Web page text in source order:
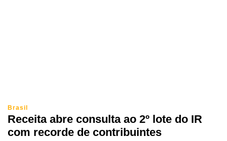
Brasil
Receita abre consulta ao 2º lote do IR
com recorde de contribuintes